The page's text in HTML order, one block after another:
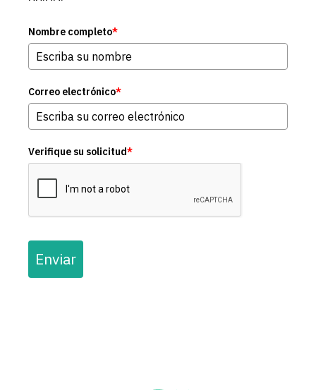
Nombre completo*
Correo electrónico*
Verifique su solicitud*
Enviar